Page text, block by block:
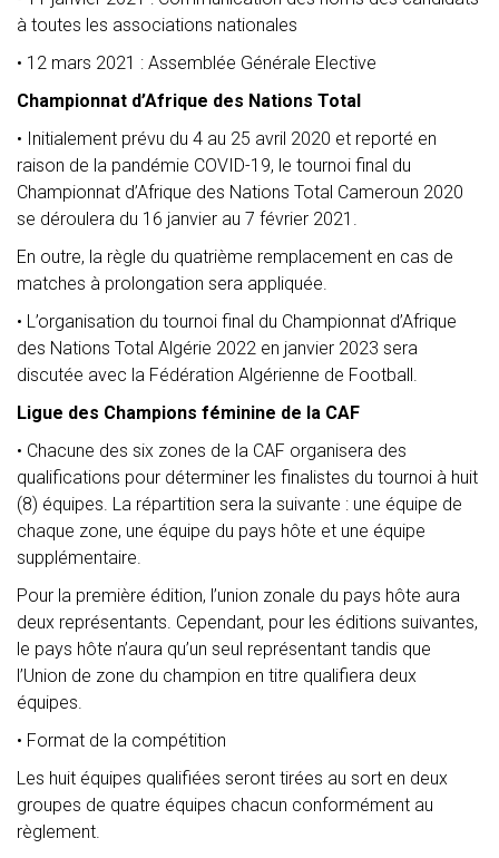
à toutes les associations nationales
• 12 mars 2021 : Assemblée Générale Elective
Championnat d’Afrique des Nations Total
• Initialement prévu du 4 au 25 avril 2020 et reporté en
raison de la pandémie COVID-19, le tournoi final du
Championnat d’Afrique des Nations Total Cameroun 2020
se déroulera du 16 janvier au 7 février 2021.
En outre, la règle du quatrième remplacement en cas de
matches à prolongation sera appliquée.
• L’organisation du tournoi final du Championnat d’Afrique
des Nations Total Algérie 2022 en janvier 2023 sera
discutée avec la Fédération Algérienne de Football.
Ligue des Champions féminine de la CAF
• Chacune des six zones de la CAF organisera des
qualifications pour déterminer les finalistes du tournoi à huit
(8) équipes. La répartition sera la suivante : une équipe de
chaque zone, une équipe du pays hôte et une équipe
supplémentaire.
Pour la première édition, l’union zonale du pays hôte aura
deux représentants. Cependant, pour les éditions suivantes,
le pays hôte n’aura qu’un seul représentant tandis que
l’Union de zone du champion en titre qualifiera deux
équipes.
• Format de la compétition
Les huit équipes qualifiées seront tirées au sort en deux
groupes de quatre équipes chacun conformément au
règlement.